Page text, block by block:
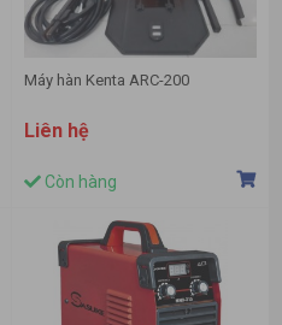
Máy hàn Kenta ARC-200
Liên hệ
Còn hàng